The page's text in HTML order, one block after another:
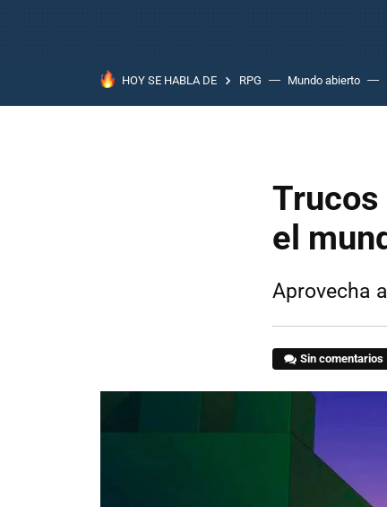
HOY SE HABLA DE RPG Mundo abierto
el
Aprovecha
Sin comentarios